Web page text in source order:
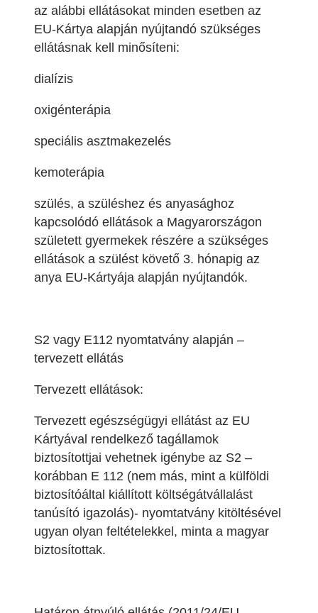
az alábbi ellátásokat minden esetben az
EU-Kártya alapján nyújtandó szükséges
ellátásnak kell minősíteni:
dialízis
oxigénterápia
speciális asztmakezelés
kemoterápia
szülés, a szüléshez és anyasághoz
kapcsolódó ellátások a Magyarországon
született gyermekek részére a szükséges
ellátások a szülést követő 3. hónapig az
anya EU-Kártyája alapján nyújtandók.
S2 vagy E112 nyomtatvány alapján –
tervezett ellátás
Tervezett ellátások:
Tervezett egészségügyi ellátást az EU
Kártyával rendelkező tagállamok
biztosítottjai vehetnek igénybe az S2 –
korábban E 112 (nem más, mint a külföldi
biztosítóáltal kiállított költségátvállalást
tanúsító igazolás)- nyomtatvány kitöltésével
ugyan olyan feltételekkel, minta a magyar
biztosítottak.